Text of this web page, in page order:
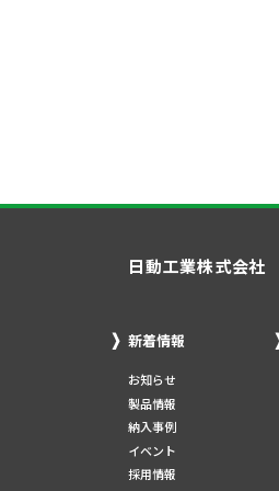
日動工業株式会社
新着情報
お知らせ
製品情報
納入事例
イベント
採用情報